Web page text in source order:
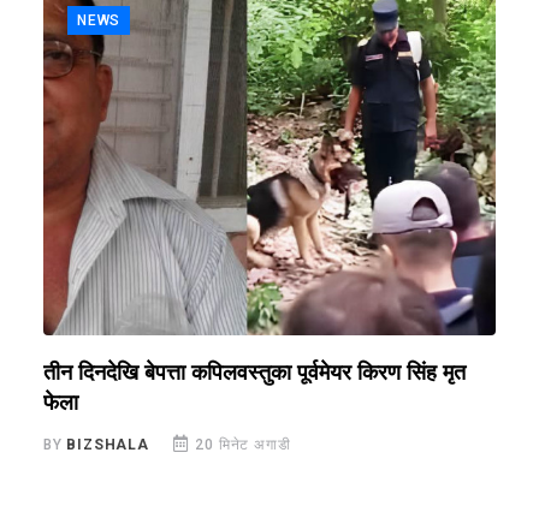
NEWS
तीन दिनदेखि बेपत्ता कपिलवस्तुका पूर्वमेयर किरण सिंह मृत
फेला
BY BIZSHALA 20 मिनेट अगाडी